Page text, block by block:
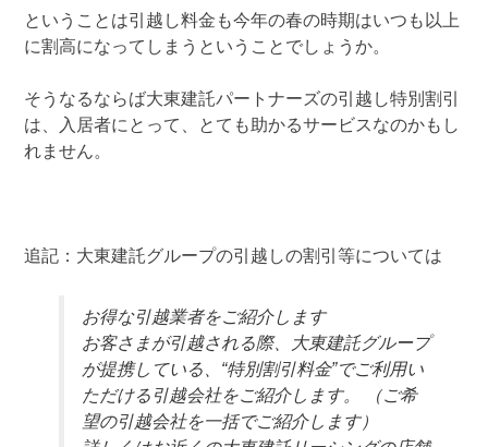
ということは引越し料金も今年の春の時期はいつも以上
に割高になってしまうということでしょうか。
そうなるならば大東建託パートナーズの引越し特別割引
は、入居者にとって、とても助かるサービスなのかもし
れません。
追記：大東建託グループの引越しの割引等については
お得な引越業者をご紹介します
お客さまが引越される際、大東建託グループ
が提携している、“特別割引料金”でご利用い
ただける引越会社をご紹介します。 （ご希
望の引越会社を一括でご紹介します）